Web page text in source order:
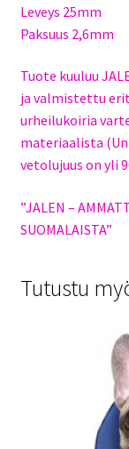
Leveys 25mm
Paksuus 2,6mm
Tuote kuuluu
ja valmistettu
urheilukoiria
materiaalista
vetolujuus on yli
”JALEN –
SUOMALAISTA”
Tutustu